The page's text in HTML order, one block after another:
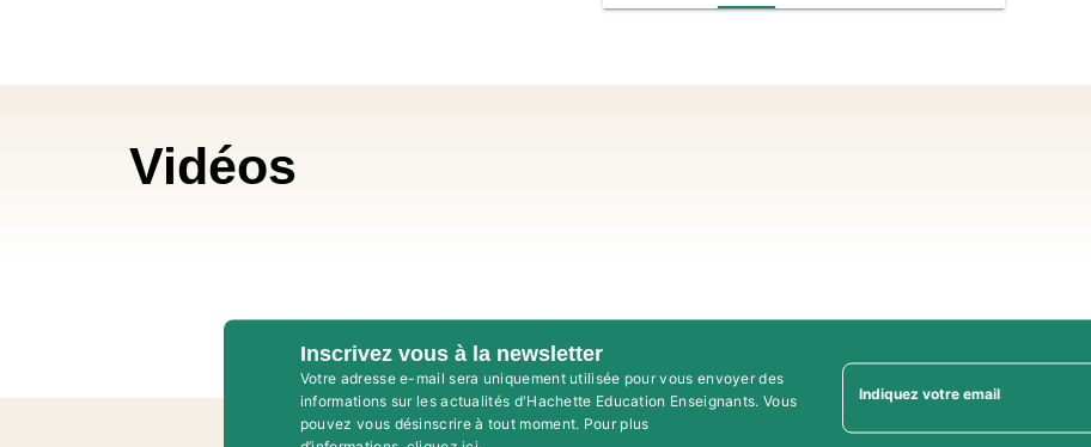
Vidéos
Inscrivez vous à la newsletter
Votre adresse e-mail sera uniquement utilisée pour vous envoyer des
informations sur les actualités d'Hachette Education Enseignants. Vous
pouvez vous désinscrire à tout moment. Pour plus
Indiquez votre email